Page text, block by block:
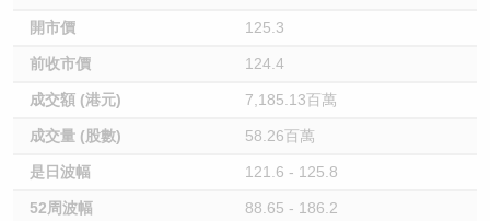
開市價 125.3
前收市價 124.4
成交額 (港元) 7,185.13百萬
成交量 (股數) 58.26百萬
是日波幅 121.6 - 125.8
52周波幅 88.65 - 186.2